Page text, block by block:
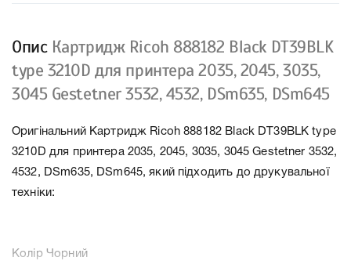
Опис Картридж Ricoh 888182 Black DT39BLK
type 3210D для принтера 2035, 2045, 3035,
3045 Gestetner 3532, 4532, DSm635, DSm645
Оригінальний Картридж Ricoh 888182 Black DT39BLK type
3210D для принтера 2035, 2045, 3035, 3045 Gestetner 3532,
4532, DSm635, DSm645, який підходить до друкувальної
техніки:
Колір Чорний